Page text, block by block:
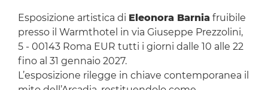
Esposizione artistica di Eleonora Barnia fruibile
presso il Warmthotel in via Giuseppe Prezzolini,
5 - 00143 Roma EUR tutti i giorni dalle 10 alle 22
fino al 31 gennaio 2027.
L’esposizione rilegge in chiave contemporanea il